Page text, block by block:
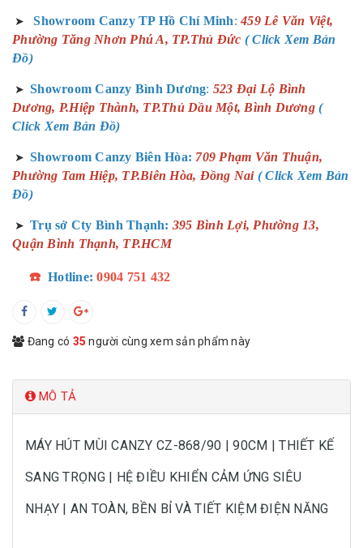
➤ Showroom Canzy TP Hồ Chí Minh: 459 Lê Văn Việt,
Phường Tăng Nhơn Phú A, TP.Thủ Đức ( Click Xem Bản
Đồ)
➤ Showroom Canzy Bình Dương: 523 Đại Lộ Bình
Dương, P.Hiệp Thành, TP.Thủ Dầu Một, Bình Dương (
Click Xem Bản Đồ)
➤ Showroom Canzy Biên Hòa: 709 Phạm Văn Thuận,
Phường Tam Hiệp, TP.Biên Hòa, Đồng Nai ( Click Xem Bản
Đồ)
➤ Trụ sở Cty Bình Thạnh: 395 Bình Lợi, Phường 13,
Quận Bình Thạnh, TP.HCM
☎️ Hotline: 0904 751 432
Đang có 35 người cùng xem sản phẩm này
MÔ TẢ
MÁY HÚT MÙI CANZY CZ-868/90 | 90CM | THIẾT KẾ
SANG TRỌNG | HỆ ĐIỀU KHIỂN CẢM ỨNG SIÊU
NHẠY | AN TOÀN, BỀN BỈ VÀ TIẾT KIỆM ĐIỆN NĂNG